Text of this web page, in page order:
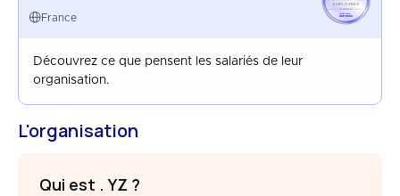
France
EMPLOYEES
FRANCE
SEP 2022
Découvrez ce que pensent les salariés de leur
organisation.
L'organisation
Qui est . YZ ?